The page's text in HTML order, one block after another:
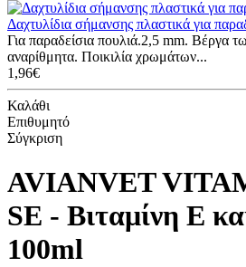
Δαχτυλίδια σήμανσης πλαστικά για
Για παραδείσια πουλιά.2,5 mm. Βέργα
αναρίθμητα. Ποικιλία χρωμάτων...
1,96€
Καλάθι
Επιθυμητό
Σύγκριση
AVIANVET
SE - Βιταμίνη Ε
100ml